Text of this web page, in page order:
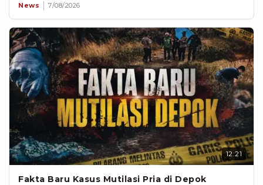
News 7/08/2026
12:21
Fakta Baru Kasus Mutilasi Pria di Depok